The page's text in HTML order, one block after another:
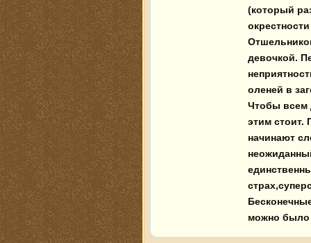
(который
девочкой.
оленей в
Чтобы всем
этим стоит.
начинают
можно было